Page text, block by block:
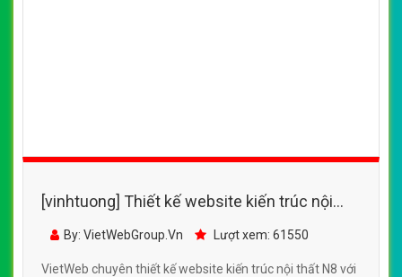
[vinhtuong] Thiết kế website kiến trúc nội
thất N8 đẹp, chuyên nghiệp chuẩn SEO
By: VietWebGroup.Vn Lượt xem: 61550
VietWeb chuyên thiết kế website kiến trúc nội thất N8 với